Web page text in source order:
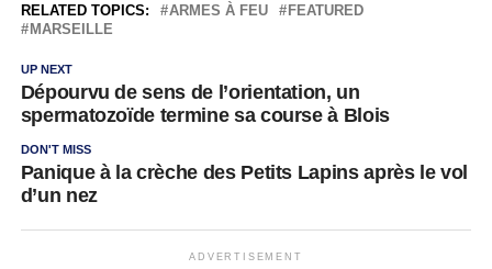
RELATED TOPICS: ARMES À FEU
FEATURED
MARSEILLE
UP NEXT
Dépourvu de sens de l’orientation, un
spermatozoïde termine sa course à Blois
DON'T MISS
Panique à la crèche des Petits Lapins après le vol
d’un nez
ADVERTISEMENT